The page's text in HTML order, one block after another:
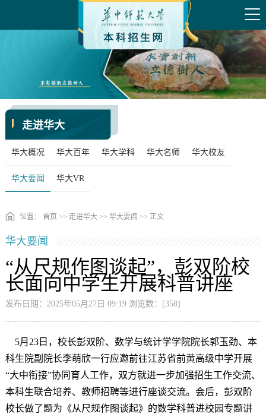
走进华大
华大概况 华大百年 华大学科 华大名师 华大校友
华大要闻 华大VR
位置： 首页 >> 走进华大>> 华大要闻 >> 正文
华大要闻
“从尺规作图谈起”，彭双阶校
长面向中学生开展科普讲座
发布日期：2025年05月27日 09:19 浏览数：[358]
5月23日，校长彭双阶、数学与统计学学院院长郭玉劲、本
科生院副院长李萌欣一行应邀前往江苏省前黄高级中学开展
“大中衔接”协同育人工作，双方就进一步加强招生工作交流、
本科生联合培养、教师招聘等进行座谈交流。会后，彭双阶
校长做了题为《从尺规作图谈起》的数学科普进校园专题讲